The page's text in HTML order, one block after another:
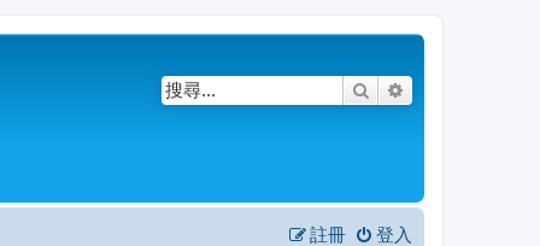
搜尋
登入
註冊